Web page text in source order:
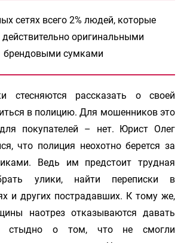
сетях всего 2% людей, которые
действительно оригинальными
брендовыми сумками
стесняются рассказать о своей
в полицию. Для мошенников это
покупателей – нет. Юрист Олег
что полиция неохотно берется за
Ведь им предстоит трудная
улики, найти переписки в
и других пострадавших. К тому же,
наотрез отказываются давать
стыдно о том, что не смогли